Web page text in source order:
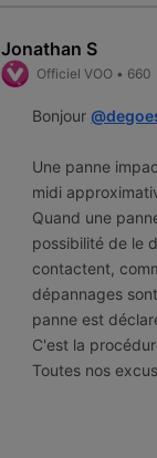
Jonathan S
Officiel VOO• 660
Bonjour
Une panne
midi
Quand une
possibilité de le
contactent,
dépannages
panne est
C'est la
Toutes nos